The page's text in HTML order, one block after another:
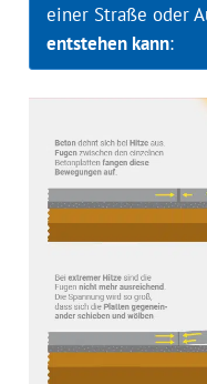
einer Straße oder
entstehen kann: